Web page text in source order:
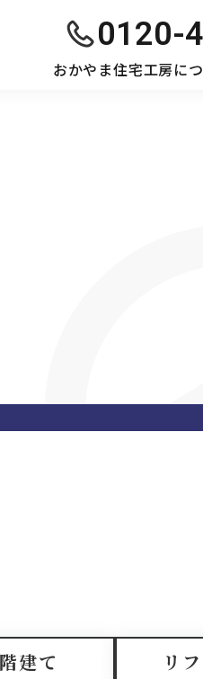
0120-
おかやま住宅工房に
建て リ